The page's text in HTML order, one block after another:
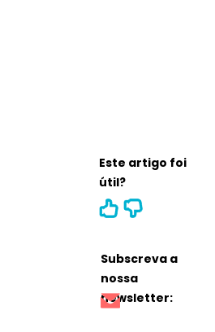
Este artigo foi
útil?
Subscreva a
nossa
newsletter: